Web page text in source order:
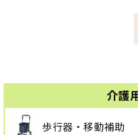
介護
歩行器・移動補助